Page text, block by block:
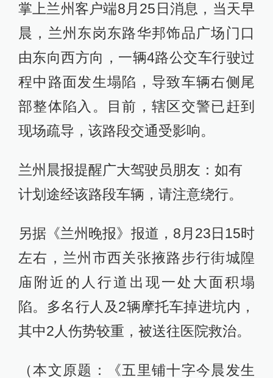
掌上兰州客户端8月25日消息，当天早
晨，兰州东岗东路华邦饰品广场门口
由东向西方向，一辆4路公交车行驶过
程中路面发生塌陷，导致车辆右侧尾
部整体陷入。目前，辖区交警已赶到
现场疏导，该路段交通受影响。
兰州晨报提醒广大驾驶员朋友：如有
计划途经该路段车辆，请注意绕行。
另据《兰州晚报》报道，8月23日15时
左右，兰州市西关张掖路步行街城隍
庙附近的人行道出现一处大面积塌
陷。多名行人及2辆摩托车掉进坑内，
其中2人伤势较重，被送往医院救治。
（本文原题：《五里铺十字今晨发生